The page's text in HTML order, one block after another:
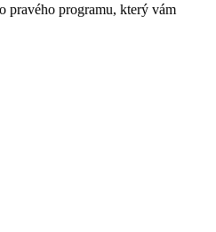
pravého programu, který vám